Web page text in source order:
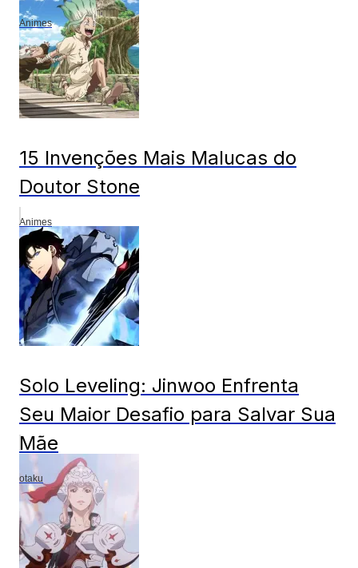
Animes
15 Invenções Mais Malucas do
Doutor Stone
Animes
Solo Leveling: Jinwoo Enfrenta
Seu Maior Desafio para Salvar Sua
Mãe
otaku